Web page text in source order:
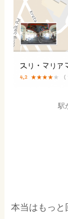
駅
本当はもっと